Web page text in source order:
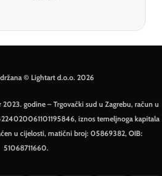
© Lightart d.o.o. 2026
godine – Trgovački sud u Zagrebu, račun u
iznos temeljnoga kapitala
u cijelosti, matični broj: 05869382, OIB:
51068711660.